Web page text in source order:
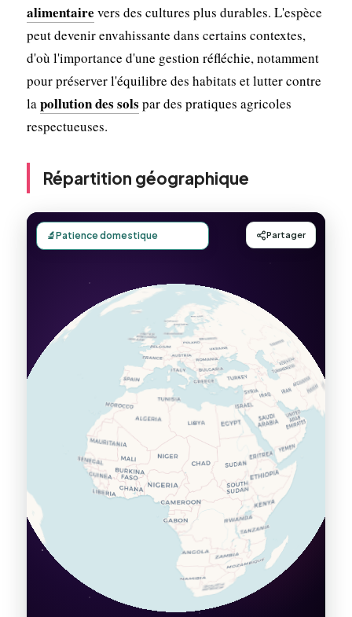
alimentaire vers des cultures plus durables. L'espèce
peut devenir envahissante dans certains contextes,
d'où l'importance d'une gestion réfléchie, notamment
pour préserver l'équilibre des habitats et lutter contre
lapollution des sols par des pratiques agricoles
respectueuses.
Répartition géographique